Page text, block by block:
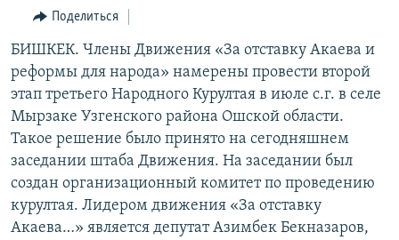
Вернутся
поиску
КЫРГЫЗЧА
ЎЗБЕКЧА
ТОҶИКӢ
TÜRKMENÇE
Все сайты РСЕ/РС
Поделиться
БИШКЕК. Члены Движения «За отставку Акаева и
реформы для народа» намерены провести второй
этап третьего Народного Курултая в июле с.г. в селе
Мырзаке Узгенского района Ошской области.
Такое решение было принято на сегодняшнем
заседании штаба Движения. На заседании был
создан организационный комитет по проведению
курултая. Лидером движения «За отставку
Акаева…» является депутат Азимбек Бекназаров,